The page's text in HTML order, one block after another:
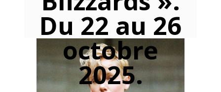
Du 22 au 26
octobre
2025.